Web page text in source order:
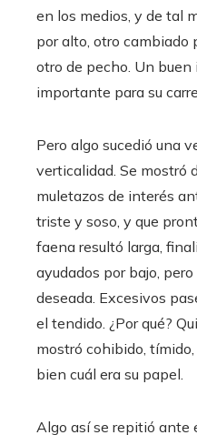
en los medios, y de tal
por alto, otro cambiado
otro de pecho. Un
importante para su
Pero algo sucedió una
verticalidad. Se mostró
muletazos de interés
triste y soso, y que
faena resultó larga,
ayudados por bajo,
deseada. Excesivos
el tendido. ¿Por qué?
mostró cohibido,
bien cuál era su papel.
Algo así se repitió ante